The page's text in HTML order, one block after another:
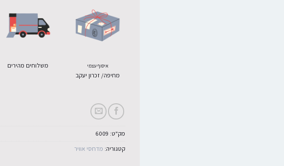
איסוף עצמי
מחיפה/ זכרון יעקב
משלוחים מהירים
מק"ט: 6009
קטגוריה: מדחסי אוויר